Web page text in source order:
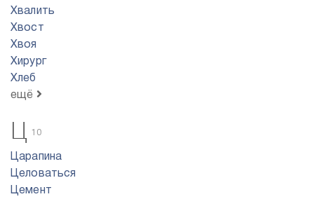
Хвалить
Хвост
Хвоя
Хирург
Хлеб
ещё
Ц 10
Царапина
Целоваться
Цемент